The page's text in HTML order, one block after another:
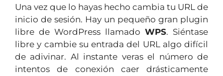
Una vez que lo hayas hecho cambia tu URL de
inicio de sesión. Hay un pequeño gran plugin
libre de WordPress llamado WPS. Siéntase
libre y cambie su entrada del URL algo difícil
de adivinar. Al instante veras el número de
intentos de conexión caer drásticamente